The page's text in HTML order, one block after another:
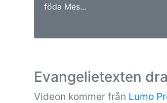
föda Mes...
Evangelietexten
Videon kommer från Lumo